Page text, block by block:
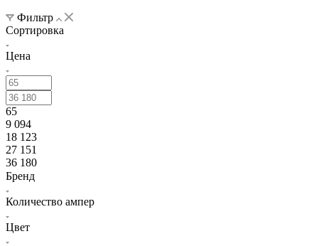
Фильтр
Сортировка
Цена
65
9 094
18 123
27 151
36 180
Бренд
Количество ампер
Цвет